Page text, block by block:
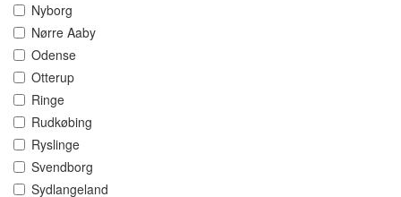
Nyborg
Nørre Aaby
Odense
Otterup
Ringe
Rudkøbing
Ryslinge
Svendborg
Sydlangeland